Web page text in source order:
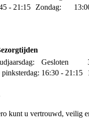
- 21:15
Zondag:
Gesloten
16:30 - 21:15
kunt u vertrouwd, veilig